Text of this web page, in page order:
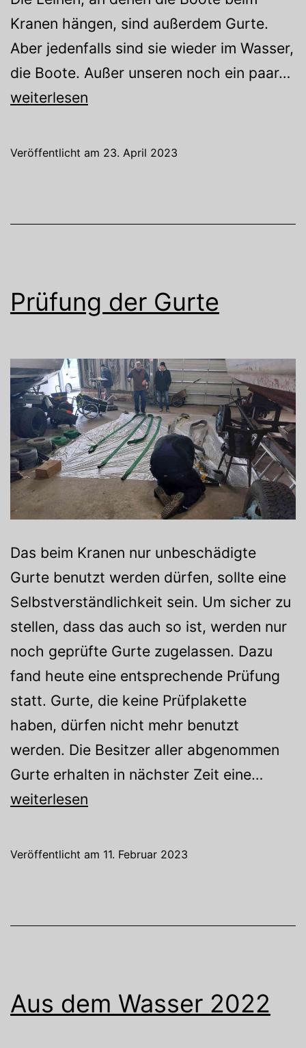
Kranen hängen, sind außerdem Gurte.
Aber jedenfalls sind sie wieder im Wasser,
die Boote. Außer unseren noch ein paar…
weiterlesen
Veröffentlicht am 23. April 2023
Prüfung der Gurte
Das beim Kranen nur unbeschädigte
Gurte benutzt werden dürfen, sollte eine
Selbstverständlichkeit sein. Um sicher zu
stellen, dass das auch so ist, werden nur
noch geprüfte Gurte zugelassen. Dazu
fand heute eine entsprechende Prüfung
statt. Gurte, die keine Prüfplakette
haben, dürfen nicht mehr benutzt
werden. Die Besitzer aller abgenommen
Gurte erhalten in nächster Zeit eine…
weiterlesen
Veröffentlicht am 11. Februar 2023
Aus dem Wasser 2022